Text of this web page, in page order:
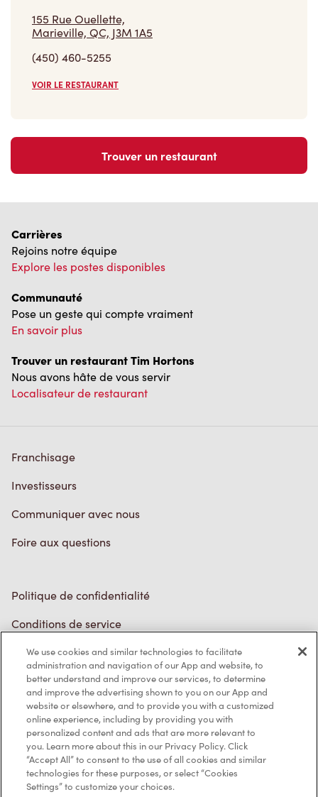
155 Rue Ouellette,
Marieville, QC, J3M 1A5
(450) 460-5255
VOIR LE RESTAURANT
Trouver un restaurant
Carrières
Rejoins notre équipe
Explore les postes disponibles
Communauté
Pose un geste qui compte vraiment
En savoir plus
Trouver un restaurant Tim Hortons
Nous avons hâte de vous servir
Localisateur de restaurant
Franchisage
Investisseurs
Communiquer avec nous
Foire aux questions
Politique de confidentialité
Conditions de service
Marques de commerce
Accessibilité
Diagnostic
Contactez-nous
We use cookies and similar technologies to facilitate
administration and navigation of our App and website, to
better understand and improve our services, to determine
and improve the advertising shown to you on our App and
website or elsewhere, and to provide you with a customized
online experience, including by providing you with
personalized content and ads that are more relevant to
you. Learn more about this in our Privacy Policy. Click
“Accept All” to consent to the use of all cookies and similar
technologies for these purposes, or select “Cookies
Settings” to customize your choices.